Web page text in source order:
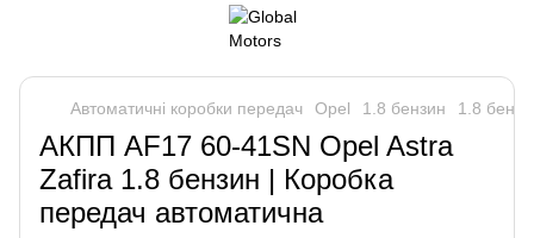
Автоматичні коробки передач Opel 1.8 бензин 1.8
АКПП AF17 60-41SN Opel Astra
Zafira 1.8 бензин | Коробка
передач автоматична